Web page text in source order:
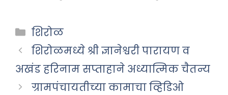
Categories
शिरोळ
शिरोळमध्ये श्री ज्ञानेश्वरी पारायण व
अखंड हरिनाम सप्ताहाने अध्यात्मिक चैतन्य
ग्रामपंचायतीच्या कामाचा व्हिडिओ